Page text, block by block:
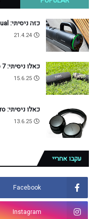
כזה ניסיתי: Dreame H12 Dual
21.4.24
כאלו ניסיתי: JBL Flip 7 ו-Charge 6
15.6.25
כאלו ניסיתי: EarFun Tune Pro
13.6.25
עקבו אחריי
Facebook
Instagram